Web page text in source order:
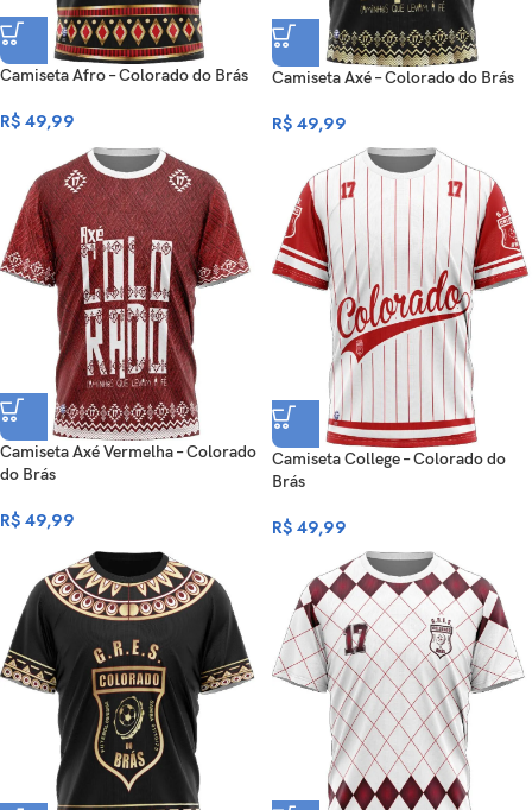
Camiseta Afro – Colorado do Brás
R$ 49,99
Camiseta Axé – Colorado do Brás
R$ 49,99
Camiseta Axé Vermelha – Colorado
do Brás
R$ 49,99
Camiseta College – Colorado do
Brás
R$ 49,99